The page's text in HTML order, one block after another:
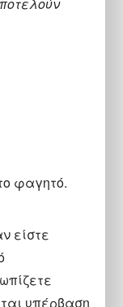
φαγητό.
είστε
υπέρβαση